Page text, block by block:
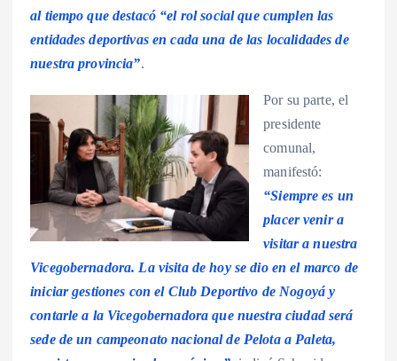
al tiempo que destacó “el rol social que cumplen las
entidades deportivas en cada una de las localidades de
nuestra provincia”.
Por su parte, el
presidente
comunal,
manifestó:
“Siempre es un
placer venir a
visitar a nuestra
Vicegobernadora. La visita de hoy se dio en el marco de
iniciar gestiones con el Club Deportivo de Nogoyá y
contarle a la Vicegobernadora que nuestra ciudad será
sede de un campeonato nacional de Pelota a Paleta,